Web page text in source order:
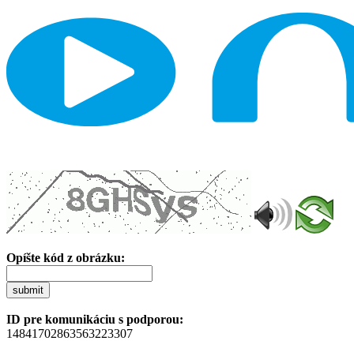
Opíšte kód z obrázku:
submit
ID pre komunikáciu s podporou:
14841702863563223307